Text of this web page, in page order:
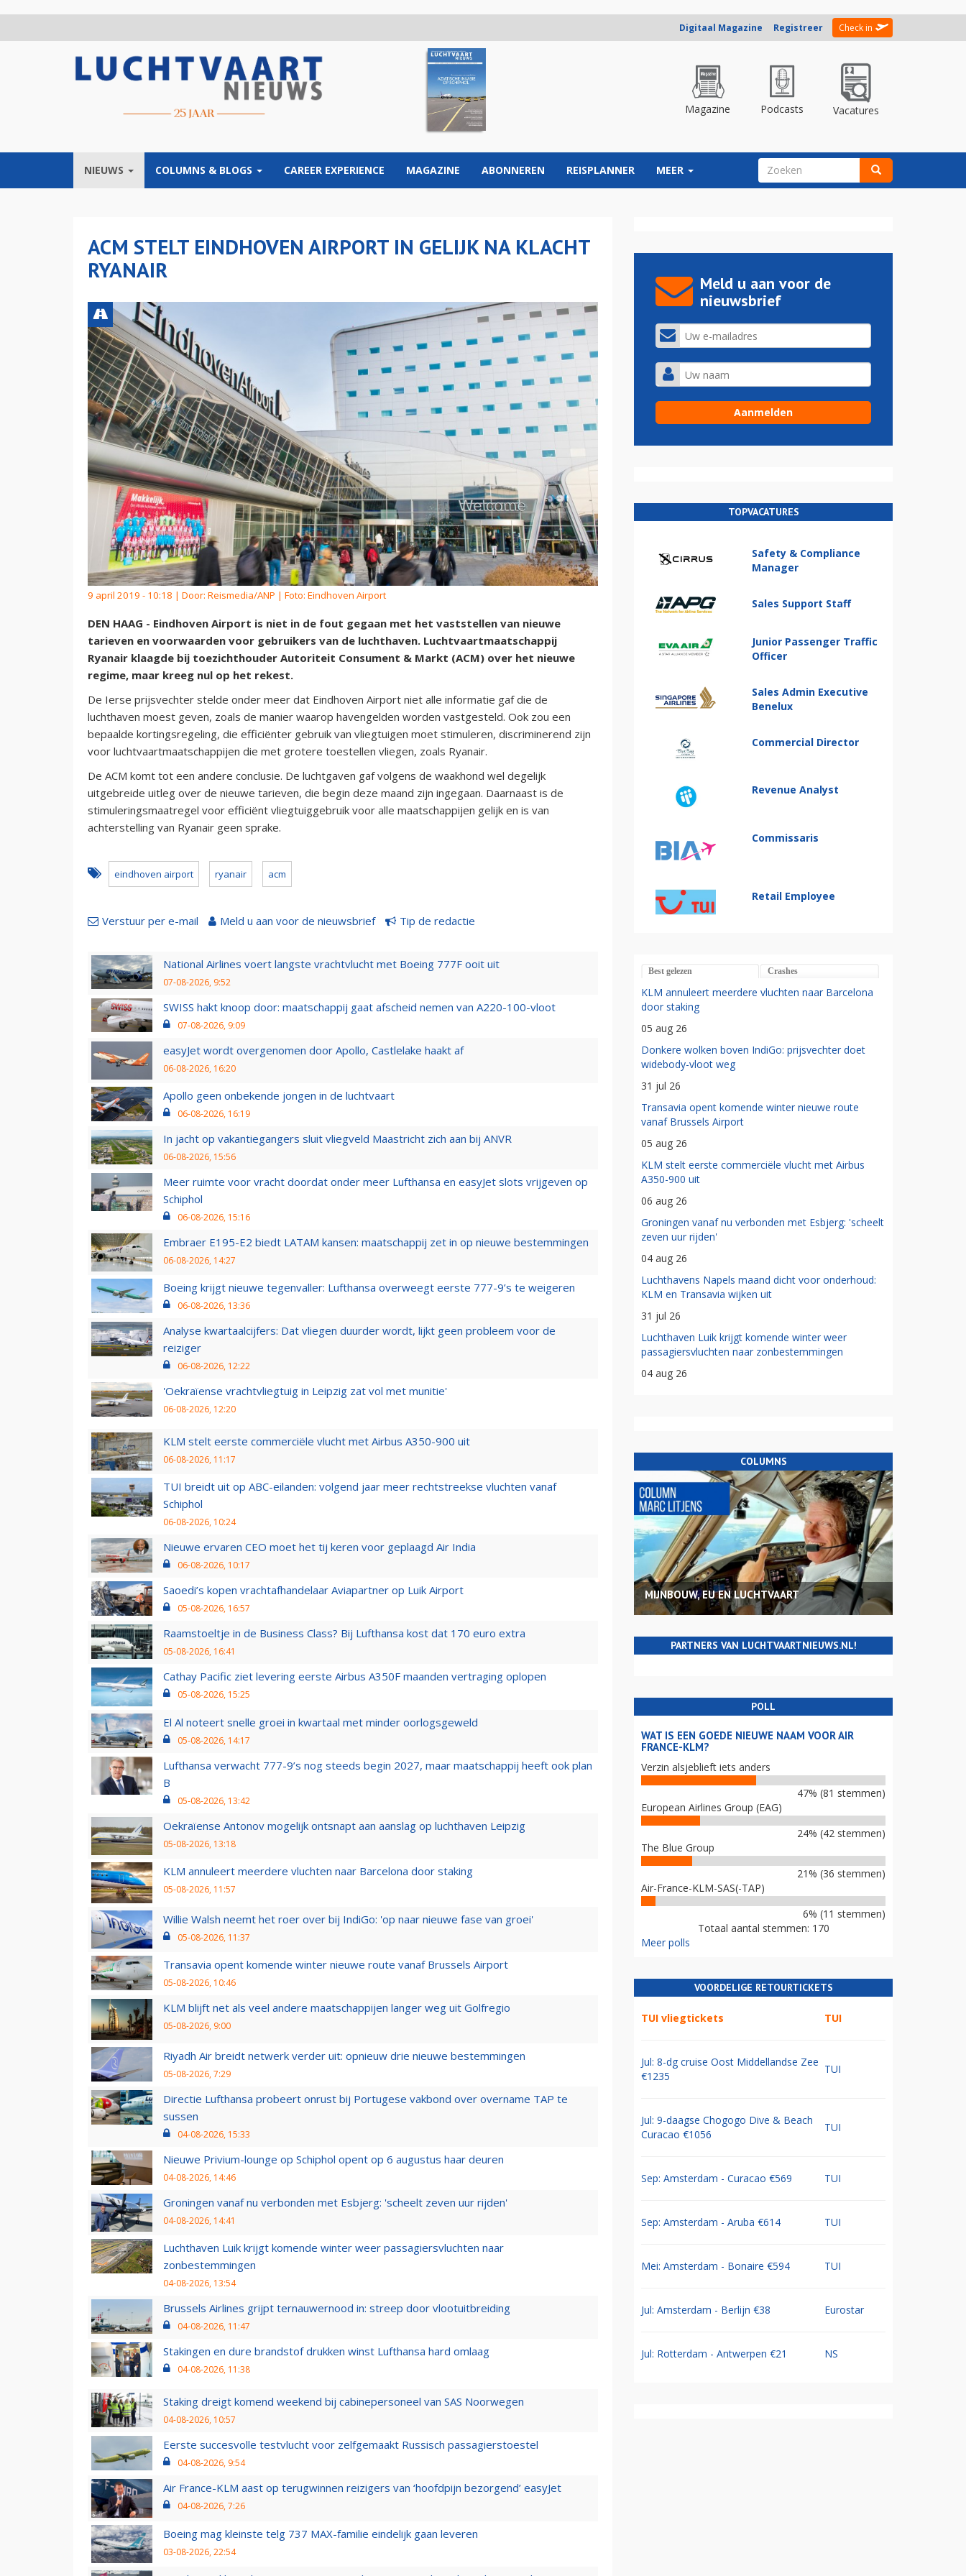
Digitaal Magazine Registreer Check in
Magazine Podcasts Vacatures
NIEUWS COLUMNS & BLOGS CAREER EXPERIENCE MAGAZINE ABONNEREN REISPLANNER MEER ZOEKVELD
ACM STELT EINDHOVEN AIRPORT IN GELIJK NA KLACHT
RYANAIR
9 april 2019 - 10:18 | Door: Reismedia/ANP | Foto: Eindhoven Airport
DEN HAAG - Eindhoven Airport is niet in de fout gegaan met het vaststellen van nieuwe
tarieven en voorwaarden voor gebruikers van de luchthaven. Luchtvaartmaatschappij
Ryanair klaagde bij toezichthouder Autoriteit Consument & Markt (ACM) over het nieuwe
regime, maar kreeg nul op het rekest.
De Ierse prijsvechter stelde onder meer dat Eindhoven Airport niet alle informatie gaf die de
luchthaven moest geven, zoals de manier waarop havengelden worden vastgesteld. Ook zou een
bepaalde kortingsregeling, die efficiënter gebruik van vliegtuigen moet stimuleren, discriminerend zijn
voor luchtvaartmaatschappijen die met grotere toestellen vliegen, zoals Ryanair.
De ACM komt tot een andere conclusie. De luchtgaven gaf volgens de waakhond wel degelijk
uitgebreide uitleg over de nieuwe tarieven, die begin deze maand zijn ingegaan. Daarnaast is de
stimuleringsmaatregel voor efficiënt vliegtuiggebruik voor alle maatschappijen gelijk en is van
achterstelling van Ryanair geen sprake.
eindhoven airport ryanair acm
Verstuur per e-mail Meld u aan voor de nieuwsbrief Tip de redactie
National Airlines voert langste vrachtvlucht met Boeing 777F ooit uit
07-08-2026, 9:52
SWISS hakt knoop door: maatschappij gaat afscheid nemen van A220-100-vloot
07-08-2026, 9:09
easyJet wordt overgenomen door Apollo, Castlelake haakt af
06-08-2026, 16:20
Apollo geen onbekende jongen in de luchtvaart
06-08-2026, 16:19
In jacht op vakantiegangers sluit vliegveld Maastricht zich aan bij ANVR
06-08-2026, 15:56
Meer ruimte voor vracht doordat onder meer Lufthansa en easyJet slots vrijgeven op
Schiphol
06-08-2026, 15:16
Embraer E195-E2 biedt LATAM kansen: maatschappij zet in op nieuwe bestemmingen
06-08-2026, 14:27
Boeing krijgt nieuwe tegenvaller: Lufthansa overweegt eerste 777-9’s te weigeren
06-08-2026, 13:36
Analyse kwartaalcijfers: Dat vliegen duurder wordt, lijkt geen probleem voor de
reiziger
06-08-2026, 12:22
'Oekraïense vrachtvliegtuig in Leipzig zat vol met munitie'
06-08-2026, 12:20
KLM stelt eerste commerciële vlucht met Airbus A350-900 uit
06-08-2026, 11:17
TUI breidt uit op ABC-eilanden: volgend jaar meer rechtstreekse vluchten vanaf
Schiphol
06-08-2026, 10:24
Nieuwe ervaren CEO moet het tij keren voor geplaagd Air India
06-08-2026, 10:17
Saoedi’s kopen vrachtafhandelaar Aviapartner op Luik Airport
05-08-2026, 16:57
Raamstoeltje in de Business Class? Bij Lufthansa kost dat 170 euro extra
05-08-2026, 16:41
Cathay Pacific ziet levering eerste Airbus A350F maanden vertraging oplopen
05-08-2026, 15:25
El Al noteert snelle groei in kwartaal met minder oorlogsgeweld
05-08-2026, 14:17
Lufthansa verwacht 777-9’s nog steeds begin 2027, maar maatschappij heeft ook plan
B
05-08-2026, 13:42
Oekraïense Antonov mogelijk ontsnapt aan aanslag op luchthaven Leipzig
05-08-2026, 13:18
KLM annuleert meerdere vluchten naar Barcelona door staking
05-08-2026, 11:57
Willie Walsh neemt het roer over bij IndiGo: 'op naar nieuwe fase van groei'
05-08-2026, 11:37
Transavia opent komende winter nieuwe route vanaf Brussels Airport
05-08-2026, 10:46
KLM blijft net als veel andere maatschappijen langer weg uit Golfregio
05-08-2026, 9:00
Riyadh Air breidt netwerk verder uit: opnieuw drie nieuwe bestemmingen
05-08-2026, 7:29
Directie Lufthansa probeert onrust bij Portugese vakbond over overname TAP te
sussen
04-08-2026, 15:33
Nieuwe Privium-lounge op Schiphol opent op 6 augustus haar deuren
04-08-2026, 14:46
Groningen vanaf nu verbonden met Esbjerg: 'scheelt zeven uur rijden'
04-08-2026, 14:41
Luchthaven Luik krijgt komende winter weer passagiersvluchten naar
zonbestemmingen
04-08-2026, 13:54
Brussels Airlines grijpt ternauwernood in: streep door vlootuitbreiding
04-08-2026, 11:47
Stakingen en dure brandstof drukken winst Lufthansa hard omlaag
04-08-2026, 11:38
Staking dreigt komend weekend bij cabinepersoneel van SAS Noorwegen
04-08-2026, 10:57
Eerste succesvolle testvlucht voor zelfgemaakt Russisch passagierstoestel
04-08-2026, 9:54
Air France-KLM aast op terugwinnen reizigers van ‘hoofdpijn bezorgend’ easyJet
04-08-2026, 7:26
Boeing mag kleinste telg 737 MAX-familie eindelijk gaan leveren
03-08-2026, 22:54
Meld u aan voor de
nieuwsbrief
TOPVACATURES
Safety & Compliance
Manager
Sales Support Staff
Junior Passenger Traffic
Officer
Sales Admin Executive
Benelux
Commercial Director
Revenue Analyst
Commissaris
Retail Employee
Best gelezen Crashes
KLM annuleert meerdere vluchten naar Barcelona
door staking
05 aug 26
Donkere wolken boven IndiGo: prijsvechter doet
widebody-vloot weg
31 jul 26
Transavia opent komende winter nieuwe route
vanaf Brussels Airport
05 aug 26
KLM stelt eerste commerciële vlucht met Airbus
A350-900 uit
06 aug 26
Groningen vanaf nu verbonden met Esbjerg: 'scheelt
zeven uur rijden'
04 aug 26
Luchthavens Napels maand dicht voor onderhoud:
KLM en Transavia wijken uit
31 jul 26
Luchthaven Luik krijgt komende winter weer
passagiersvluchten naar zonbestemmingen
04 aug 26
COLUMNS
MIJNBOUW, EU EN LUCHTVAART
PARTNERS VAN LUCHTVAARTNIEUWS.NL!
POLL
WAT IS EEN GOEDE NIEUWE NAAM VOOR AIR
FRANCE-KLM?
Verzin alsjeblieft iets anders
47% (81 stemmen)
European Airlines Group (EAG)
24% (42 stemmen)
The Blue Group
21% (36 stemmen)
Air-France-KLM-SAS(-TAP)
6% (11 stemmen)
Totaal aantal stemmen: 170
Meer polls
VOORDELIGE RETOURTICKETS
TUI vliegtickets TUI
Jul: 8-dg cruise Oost Middellandse Zee
€1235
TUI
Jul: 9-daagse Chogogo Dive & Beach
Curacao €1056
TUI
Sep: Amsterdam - Curacao €569 TUI
Sep: Amsterdam - Aruba €614 TUI
Mei: Amsterdam - Bonaire €594 TUI
Jul: Amsterdam - Berlijn €38 Eurostar
Jul: Rotterdam - Antwerpen €21 NS